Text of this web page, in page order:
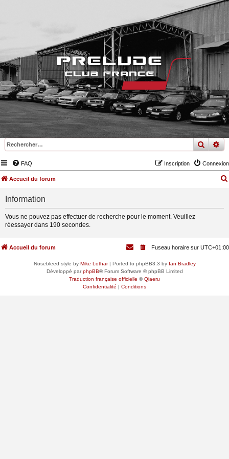
FAQ Connexion
Inscription
Accueil du forum
Information
Vous ne pouvez pas effectuer de recherche pour le moment. Veuillez
réessayer dans 190 secondes.
Accueil du forum Fuseau horaire sur UTC+01:00
Nosebleed style by Mike Lothar| Ported to phpBB3.3 by Ian Bradley
Développé parphpBB® Forum Software © phpBB Limited
Traduction française officielle ©Qiaeru
Confidentialité | Conditions